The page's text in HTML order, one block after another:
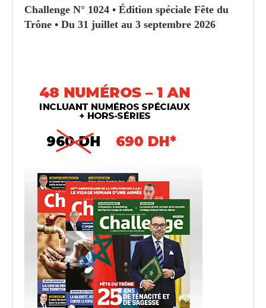
Challenge N° 1024 • Édition spéciale Fête du
Trône • Du 31 juillet au 3 septembre 2026